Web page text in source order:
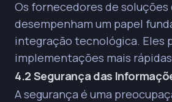
Os fornecedores de
desempenham um papel
integração tecnológica. Eles
implementações mais
4.2 Segurança das
A segurança é uma